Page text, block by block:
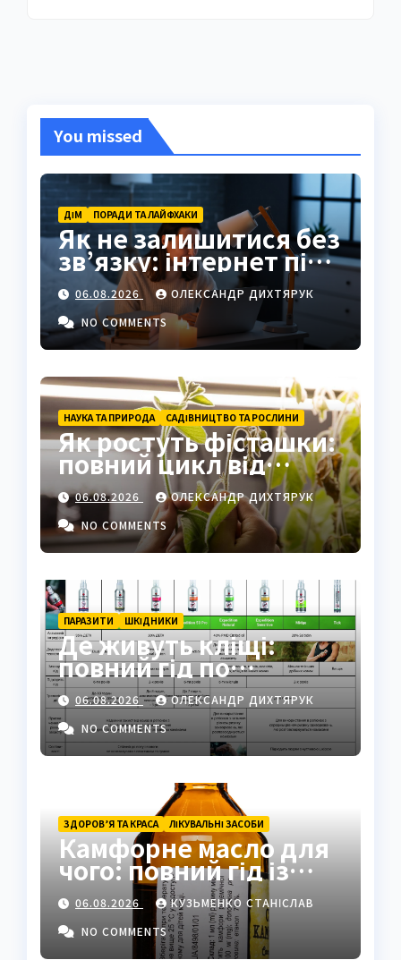
You missed
ДІМ ПОРАДИ ТА ЛАЙФХАКИ
Як не залишитися без
зв’язку: інтернет під
час відключень світла
06.08.2026
ОЛЕКСАНДР ДИХТЯРУК
NO COMMENTS
НАУКА ТА ПРИРОДА САДІВНИЦТВО ТА РОСЛИНИ
Як ростуть фісташки:
повний цикл від
насіння до стиглого
горіха
06.08.2026
ОЛЕКСАНДР ДИХТЯРУК
NO COMMENTS
ПАРАЗИТИ ШКІДНИКИ
Де живуть кліщі:
повний гід по
біотопах, ризиках і
захисті
06.08.2026
ОЛЕКСАНДР ДИХТЯРУК
NO COMMENTS
ЗДОРОВ’Я ТА КРАСА ЛІКУВАЛЬНІ ЗАСОБИ
Камфорне масло для
чого: повний гід із
застосуванням і
властивостями
06.08.2026
КУЗЬМЕНКО СТАНІСЛАВ
NO COMMENTS